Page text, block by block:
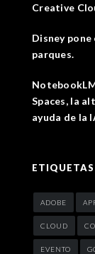
Creative
Disney pone
parques.
Spaces, la
ayuda de la
ETIQUETAS
ADOBE
CLOUD
EVENTO